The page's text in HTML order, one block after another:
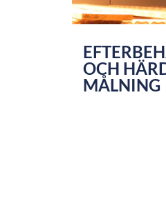
OCH
MÅLNING